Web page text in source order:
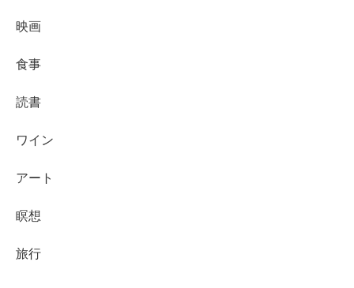
映画
食事
読書
ワイン
アート
瞑想
旅行